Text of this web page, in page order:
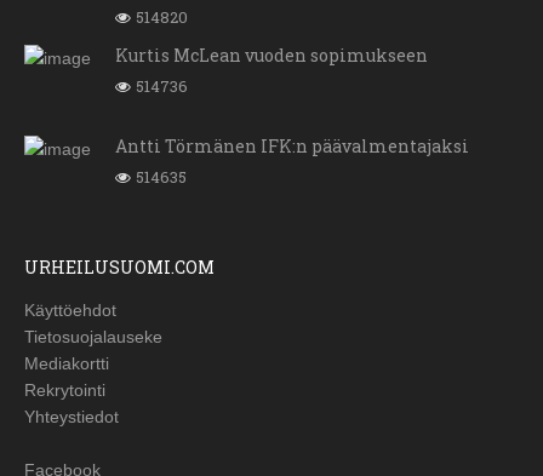
514820
Kurtis McLean vuoden sopimukseen
514736
Antti Törmänen IFK:n päävalmentajaksi
514635
URHEILUSUOMI.COM
Käyttöehdot
Tietosuojalauseke
Mediakortti
Rekrytointi
Yhteystiedot
Facebook